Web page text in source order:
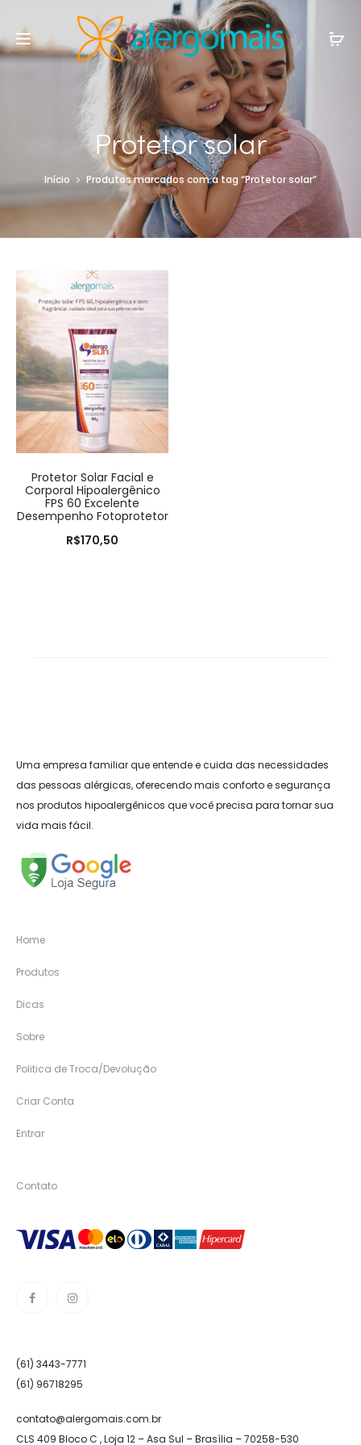
Protetor solar
Início Produtos marcados com a tag “Protetor solar”
Protetor Solar Facial e
Corporal Hipoalergênico
FPS 60 Excelente
Desempenho Fotoprotetor
R$170,50
Uma empresa familiar que entende e cuida das necessidades
das pessoas alérgicas, oferecendo mais conforto e segurança
nos produtos hipoalergênicos que você precisa para tornar sua
vida mais fácil.
Home
Produtos
Dicas
Sobre
Politica de Troca/Devolução
Criar Conta
Entrar
Contato
(61) 3443-7771
(61) 96718295
contato@alergomais.com.br
CLS 409 Bloco C , Loja 12 – Asa Sul – Brasília – 70258-530